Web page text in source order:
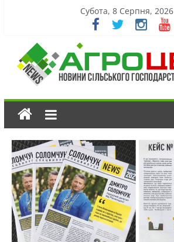
Субота, 8 Серпня, 2026